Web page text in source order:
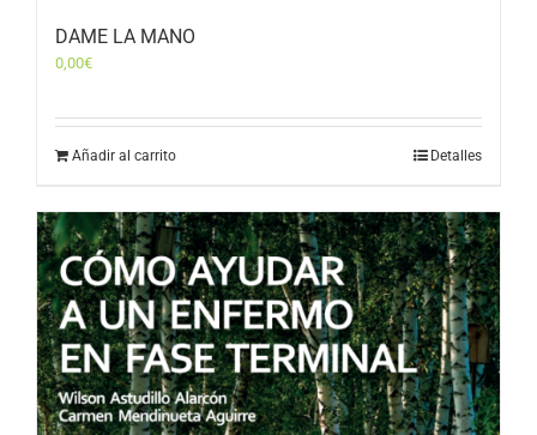
DAME LA MANO
0,00€
Añadir al carrito Detalles